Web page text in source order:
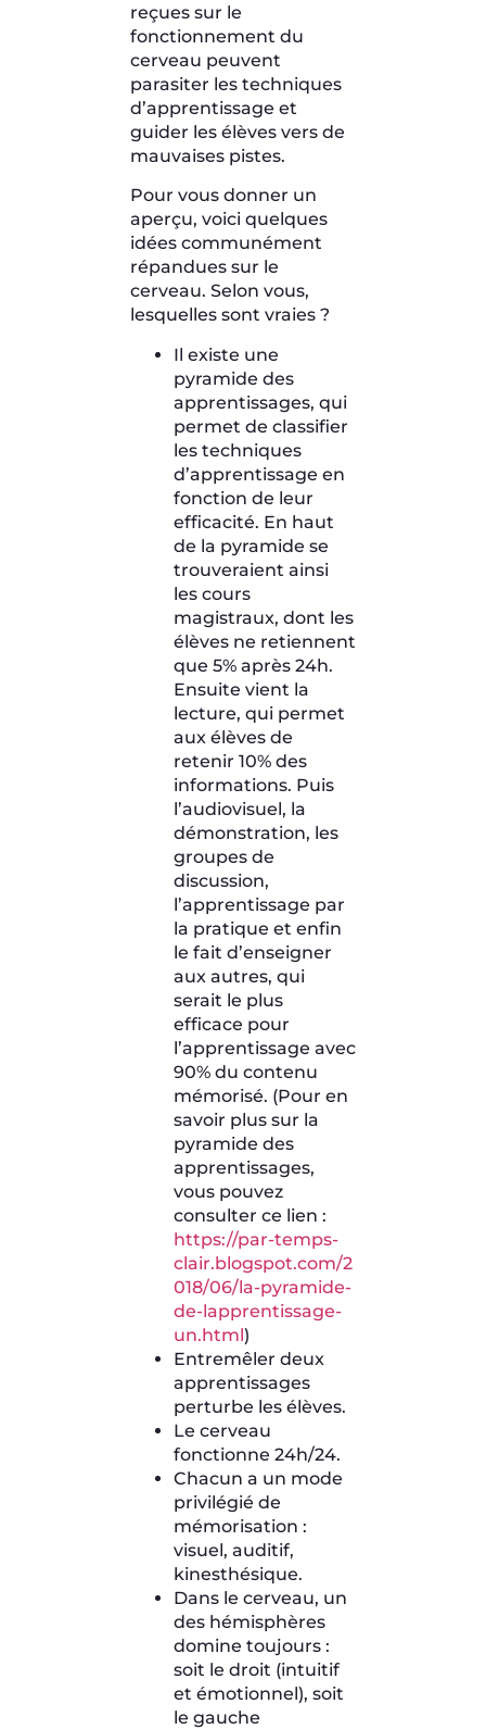
reçues sur le
fonctionnement du
cerveau peuvent
parasiter les techniques
d’apprentissage et
guider les élèves vers de
mauvaises pistes.
Pour vous donner un
aperçu, voici quelques
idées communément
répandues sur le
cerveau. Selon vous,
lesquelles sont vraies ?
Il existe une
pyramide des
apprentissages, qui
permet de classifier
les techniques
d’apprentissage en
fonction de leur
efficacité. En haut
de la pyramide se
trouveraient ainsi
les cours
magistraux, dont les
élèves ne retiennent
que 5% après 24h.
Ensuite vient la
lecture, qui permet
aux élèves de
retenir 10% des
informations. Puis
l’audiovisuel, la
démonstration, les
groupes de
discussion,
l’apprentissage par
la pratique et enfin
le fait d’enseigner
aux autres, qui
serait le plus
efficace pour
l’apprentissage avec
90% du contenu
mémorisé. (Pour en
savoir plus sur la
pyramide des
apprentissages,
vous pouvez
consulter ce lien :
https://par-temps-
clair.blogspot.com/2
018/06/la-pyramide-
de-lapprentissage-
un.html)
Entremêler deux
apprentissages
perturbe les élèves.
Le cerveau
fonctionne 24h/24.
Chacun a un mode
privilégié de
mémorisation :
visuel, auditif,
kinesthésique.
Dans le cerveau, un
des hémisphères
domine toujours :
soit le droit (intuitif
et émotionnel), soit
le gauche